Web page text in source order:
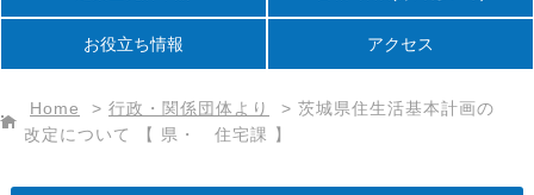
お役立ち情報 アクセス
Home > 行政・関係団体より > 茨城県住生活基本計画の
改定について 【 県・ 住宅課 】